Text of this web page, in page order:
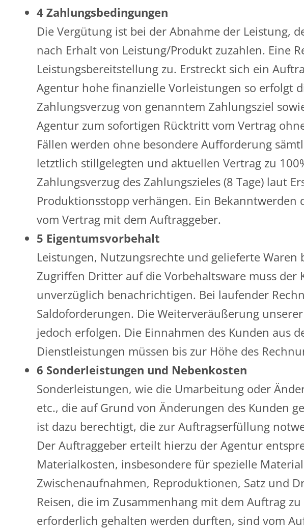
4 Zahlungsbedingungen
Die Vergütung ist bei der Abnahme der Leistung,
nach Erhalt von Leistung/Produkt zuzahlen. Eine
Leistungsbereitstellung zu. Erstreckt sich ein
Agentur hohe finanzielle Vorleistungen so erfolgt
Zahlungsverzug von genanntem Zahlungsziel
Agentur zum sofortigen Rücktritt vom Vertrag
Fällen werden ohne besondere Aufforderung
letztlich stillgelegten und aktuellen Vertrag zu
Zahlungsverzug des Zahlungszieles (8 Tage) laut
Produktionsstopp verhängen. Ein
vom Vertrag mit dem Auftraggeber.
5 Eigentumsvorbehalt
Leistungen, Nutzungsrechte und gelieferte
Zugriffen Dritter auf die Vorbehaltsware muss
unverzüglich benachrichtigen. Bei laufender
Saldoforderungen. Die Weiterveräußerung
jedoch erfolgen. Die Einnahmen des Kunden aus
Dienstleistungen müssen bis zur Höhe des
6 Sonderleistungen und Nebenkosten
Sonderleistungen, wie die Umarbeitung oder
etc., die auf Grund von Änderungen des Kunden
ist dazu berechtigt, die zur Auftragserfüllung
Der Auftraggeber erteilt hierzu der Agentur
Materialkosten, insbesondere für spezielle
Zwischenaufnahmen, Reproduktionen, Satz und
Reisen, die im Zusammenhang mit dem Auftrag
erforderlich gehalten werden durften, sind vom